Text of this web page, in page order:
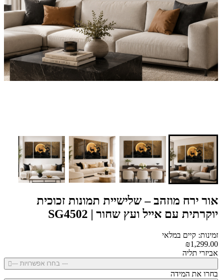
אור ירח מוזהב – שלישיית תמונות זכוכית
יוקרתית עם אייל ועץ שחור | SG4502
זמינות: קיים במלאי
₪1,299.00
אביזרי תליה
--- בחרו אפשרויות ---
בחרו את המידה